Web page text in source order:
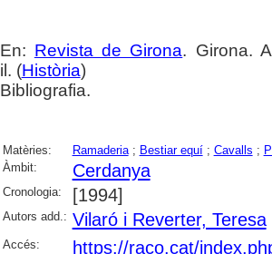
En: Revista de Girona. Girona.
il. (Història)
Bibliografia.
Matèries: Ramaderia; Bestiar equí; Cavalls ;
Àmbit:
Cerdanya
Cronologia: [1994]
Autors add.: Vilaró i Reverter, Teresa
Accés: https://raco.cat/